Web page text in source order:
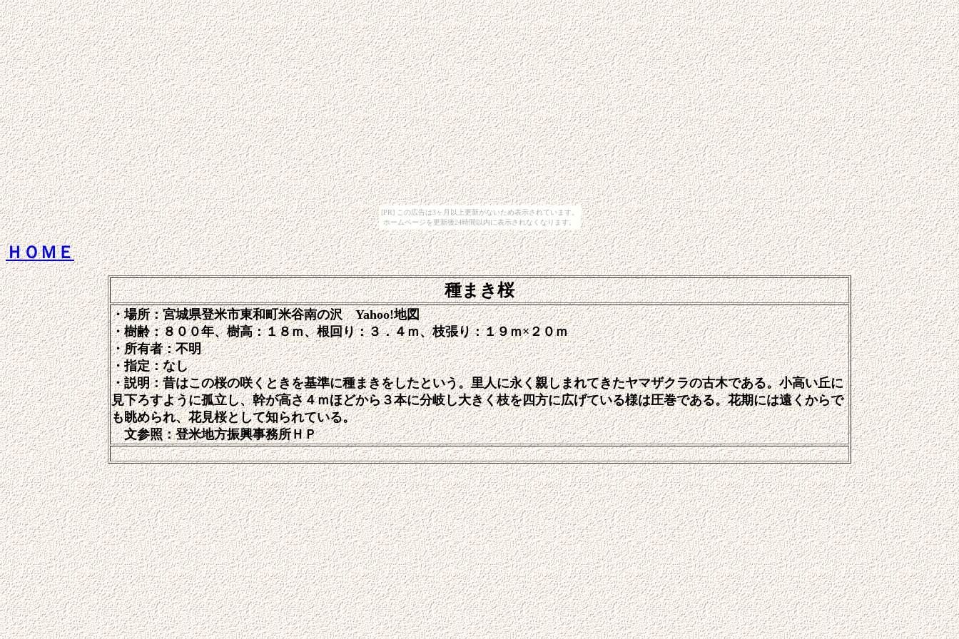
[PR] この広告は3ヶ月以上更新がないため表示されています。
ホームページを更新後24時間以内に表示されなくなります。
ＨＯＭＥ
種まき桜
・場所：宮城県登米市東和町米谷南の沢 Yahoo!地図
・樹齢：８００年、樹高：１８ｍ、根回り：３．４ｍ、枝張り：１９ｍ×２０ｍ
・所有者：不明
・指定：なし
・説明：昔はこの桜の咲くときを基準に種まきをしたという。里人に永く親しまれてきたヤマザクラの古木である。小高い丘に
見下ろすように孤立し、幹が高さ４ｍほどから３本に分岐し大きく枝を四方に広げている様は圧巻である。花期には遠くからで
も眺められ、花見桜として知られている。
文参照：登米地方振興事務所ＨＰ